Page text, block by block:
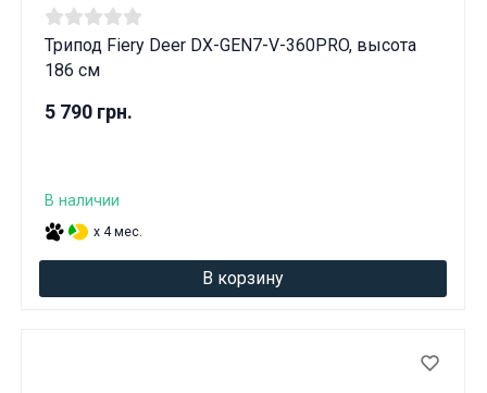
Трипод Fiery Deer DX-GEN7-V-360PRO, высота
186 см
5 790 грн.
В наличии
x 4 мес.
В корзину